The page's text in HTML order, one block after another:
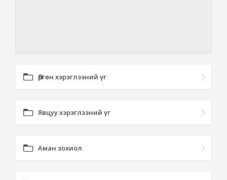
Өргөн хэрэглээний үг
Явцуу хэрэглээний үг
Аман зохиол